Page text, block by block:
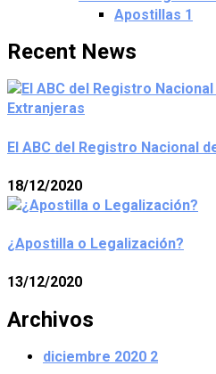
Apostillas 1
Recent News
El ABC del Registro Nacional
18/12/2020
¿Apostilla o Legalización?
13/12/2020
Archivos
diciembre 2020 2